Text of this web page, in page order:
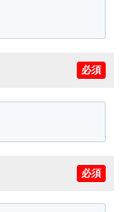
必須
必須